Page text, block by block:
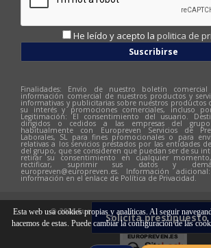
Esta web usa cookies propias y analíticas. Al seguir
hacemos de estas. Puede cambiar la configuración de las
Solicita presupuesto
He leído y acepto la politica de
Suscribirse
Finalidades: Envío de nuestro boletín
información comercial de nuestros productos y
informativas y publicitarias sobre nuestros productos
su interés y promociones comerciales, incluso
Legitimación: El consentimiento del usuario.
dirigidos o cedidos a las empresas del
habitualmente con Europreven Servicios de
Laborales, SL para fines promocionales o para
relativas a los servicios prestados por las entidades
del grupo, que se consideren que puedan ser de su
retirar su consentimiento en cualquier
rectificar, suprimir sus datos y
europreven@europreven.es. Información
información en el enlace de Política de Privacidad.
© 2026 Europreven | Diseño web: Hitech